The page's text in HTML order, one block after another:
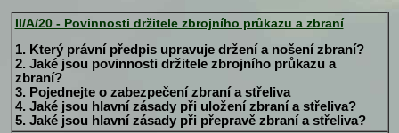
II/A/20 - Povinnosti držitele zbrojního průkazu a zbraní
1. Který právní předpis upravuje držení a nošení zbraní?
2. Jaké jsou povinnosti držitele zbrojního průkazu a
zbraní?
3. Pojednejte o zabezpečení zbraní a střeliva
4. Jaké jsou hlavní zásady při uložení zbraní a střeliva?
5. Jaké jsou hlavní zásady při přepravě zbraní a střeliva?